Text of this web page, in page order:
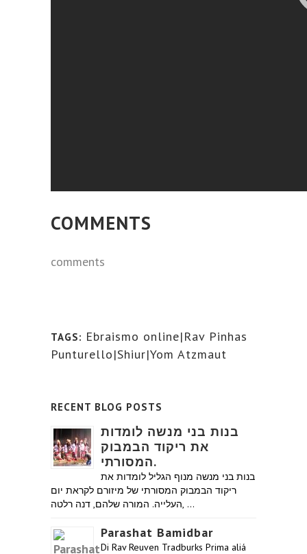
COMMENTS
comments
TAGS: Ebraismo online|Rav Pinhas
Punturello|Shiur|Yom Atzmaut
RECENT BLOG POSTS
בנות בני מנשה לומדות
את ריקוד הבמבוק
המסורתי.
בנות בני מנשה מנוף הגליל לומדות את
ריקוד הבמבוק המסורתי של מיזורם לקראת יום
העלייה. המורה שלהם, דנה רלטה, …
Parashat Bamidbar
Di Rav Reuven Tradburks Prima aliá